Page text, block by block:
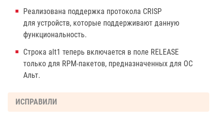
Реализована поддержка протокола CRISP
для устройств, которые поддерживают данную
функциональность.
Строка alt1 теперь включается в поле RELEASE
только для RPM-пакетов, предназначенных для ОС
Альт.
ИСПРАВИЛИ